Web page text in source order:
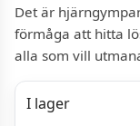
Det är
förmåga att hitta
alla som vill
I lager